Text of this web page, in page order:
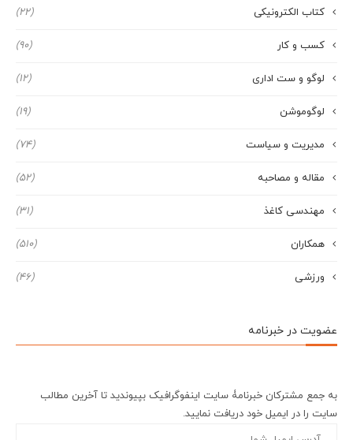
کتاب الکترونیکی (22)
کسب و کار (90)
لوگو و ست اداری (12)
لوگوموشن (19)
مدیریت و سیاست (74)
مقاله و مصاحبه (52)
مهندسی کاغذ (31)
همکاران (510)
ورزشی (46)
عضویت در خبرنامه
به جمع مشترکان خبرنامۀ سایت اینفوگرافیک بپیوندید تا آخرین مطالب
سایت را در ایمیل خود دریافت نمایید.